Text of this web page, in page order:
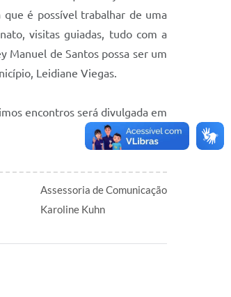
é possível trabalhar de uma
visitas guiadas, tudo com a
Manuel de Santos possa ser um
Leidiane Viegas.
encontros será divulgada em
Assessoria de Comunicação
Karoline Kuhn